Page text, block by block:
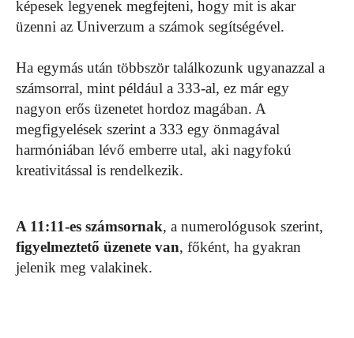
képesek legyenek megfejteni, hogy mit is akar
üzenni az Univerzum a számok segítségével.
Ha egymás után többször találkozunk ugyanazzal a
számsorral, mint például a 333-al, ez már egy
nagyon erős üzenetet hordoz magában. A
megfigyelések szerint a 333 egy önmagával
harmóniában lévő emberre utal, aki nagyfokú
kreativitással is rendelkezik.
A 11:11-es számsornak, a numerológusok szerint,
figyelmeztető üzenete van, főként, ha gyakran
jelenik meg valakinek.